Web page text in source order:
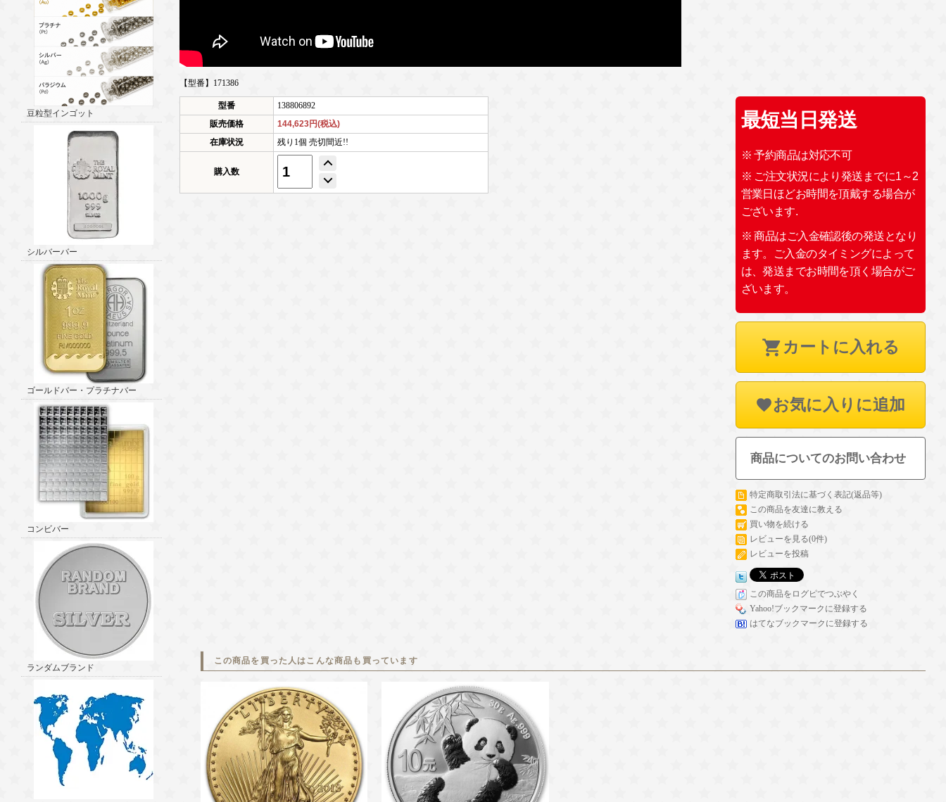
豆粒型インゴット
シルバーバー
ゴールドバー・プラチナバー
コンビバー
ランダムブランド
【型番】171386
型番
138806892
販売価格
144,623円(税込)
在庫状況
残り1個 売切間近!!
購入数
最短当日発送
※ 予約商品は対応不可
※ ご注文状況により発送までに1～2
営業日ほどお時間を頂戴する場合が
ございます.
※ 商品はご入金確認後の発送となり
ます。ご入金のタイミングによって
は、発送までお時間を頂く場合がご
ざいます。
カートに入れる
お気に入りに追加
商品についてのお問い合わせ
特定商取引法に基づく表記(返品等)
この商品を友達に教える
買い物を続ける
レビューを見る(0件)
レビューを投稿
この商品をログピでつぶやく
Yahoo!ブックマークに登録する
はてなブックマークに登録する
この商品を買った人はこんな商品も買っています